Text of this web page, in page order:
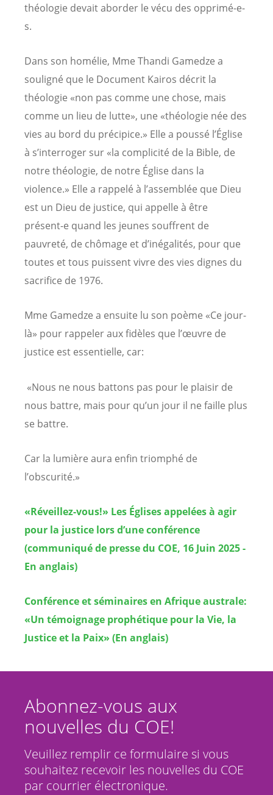
théologie devait aborder le vécu des opprimé-e-
s.
Dans son homélie, Mme Thandi Gamedze a
souligné que le Document Kairos décrit la
théologie «non pas comme une chose, mais
comme un lieu de lutte», une «théologie née des
vies au bord du précipice.» Elle a poussé l’Église
à s’interroger sur «la complicité de la Bible, de
notre théologie, de notre Église dans la
violence.» Elle a rappelé à l’assemblée que Dieu
est un Dieu de justice, qui appelle à être
présent-e quand les jeunes souffrent de
pauvreté, de chômage et d’inégalités, pour que
toutes et tous puissent vivre des vies dignes du
sacrifice de 1976.
Mme Gamedze a ensuite lu son poème «Ce jour-
là» pour rappeler aux fidèles que l’œuvre de
justice est essentielle, car:
«Nous ne nous battons pas pour le plaisir de
nous battre, mais pour qu’un jour il ne faille plus
se battre.
Car la lumière aura enfin triomphé de
l’obscurité.»
«Réveillez-vous!» Les Églises appelées à agir
pour la justice lors d’une conférence
(communiqué de presse du COE, 16 Juin 2025 -
En anglais)
Conférence et séminaires en Afrique australe:
«Un témoignage prophétique pour la Vie, la
Justice et la Paix» (En anglais)
Abonnez-vous aux
nouvelles du COE!
Veuillez remplir ce formulaire si vous
souhaitez recevoir les nouvelles du COE
par courrier électronique.